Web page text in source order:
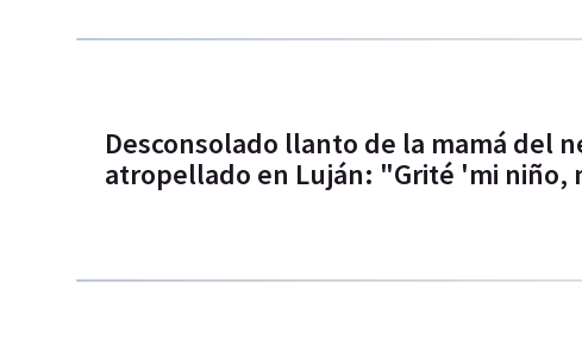
Desconsolado llanto de la mamá del
atropellado en Luján: "Grité 'mi niño,